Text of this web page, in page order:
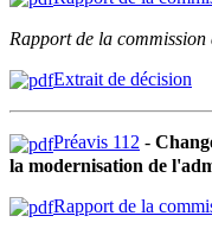
Rapport de la
Extrait de décision
Préavis 112 -
la modernisation de
Rapport de la